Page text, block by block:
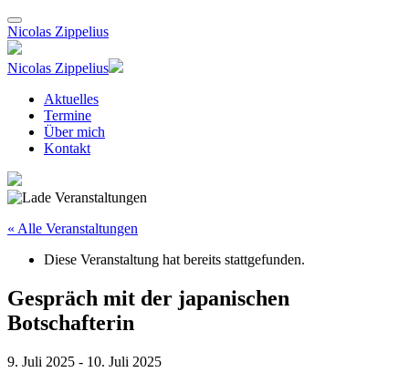
Nicolas Zippelius
Nicolas Zippelius
Aktuelles
Termine
Über mich
Kontakt
« Alle Veranstaltungen
Diese Veranstaltung hat bereits stattgefunden.
Gespräch mit der japanischen
Botschafterin
9. Juli 2025 - 10. Juli 2025